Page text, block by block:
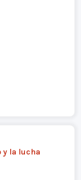
y la lucha